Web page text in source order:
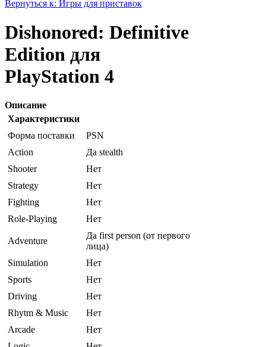
Вернуться к: Игры для приставок
Dishonored: Definitive
Edition для
PlayStation 4
Описание
Характеристики
Форма поставки
PSN
Action
Да stealth
Shooter
Нет
Strategy
Нет
Fighting
Нет
Role-Playing
Нет
Adventure
Да first person (от первого
лица)
Simulation
Нет
Sports
Нет
Driving
Нет
Rhytm & Music
Нет
Arcade
Нет